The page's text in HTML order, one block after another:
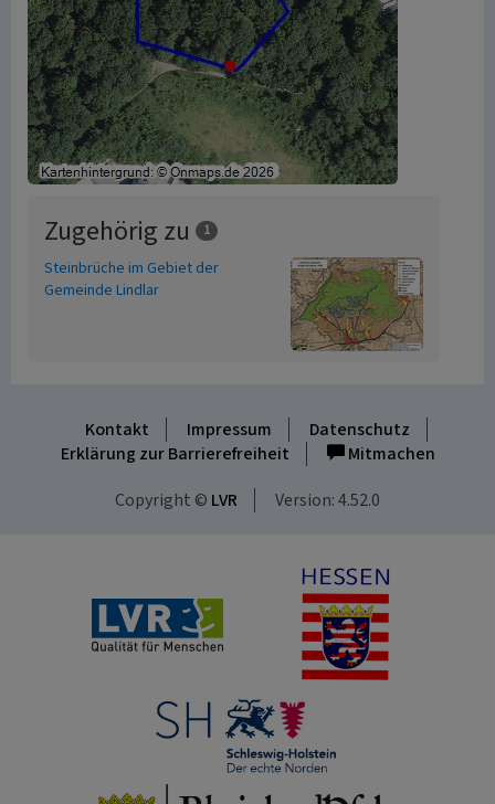
Zugehörig zu 1
Steinbrüche im Gebiet der
Gemeinde Lindlar
Kontakt Impressum
Datenschutz
Erklärung zur Barrierefreiheit
Mitmachen
Copyright © LVR Version: 4.52.0